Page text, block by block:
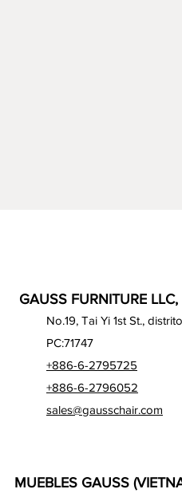
GAUSS FURNITURE
No.19, Tai Yi 1st St.,
PC:71747
+886-6-2795725
+886-6-2796052
sales@gausschair.com
MUEBLES GAUSS